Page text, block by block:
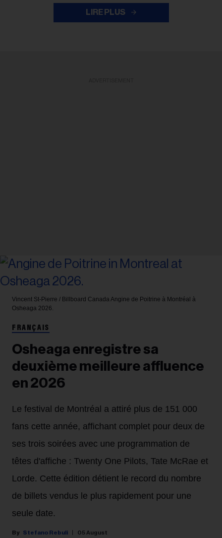
LIRE PLUS
Vincent St-Pierre / Billboard Canada Angine de Poitrine à Montréal à
Osheaga 2026.
FRANÇAIS
Osheaga enregistre sa
deuxième meilleure affluence
en 2026
Le festival de Montréal a attiré plus de 151 000
fans cette année, affichant complet pour deux de
ses trois soirées avec une programmation de
têtes d'affiche : Twenty One Pilots, Tate McRae et
Lorde. Cette édition détient le record du nombre
de billets vendus le plus rapidement pour une
seule date.
Stefano Rebuli 05 August